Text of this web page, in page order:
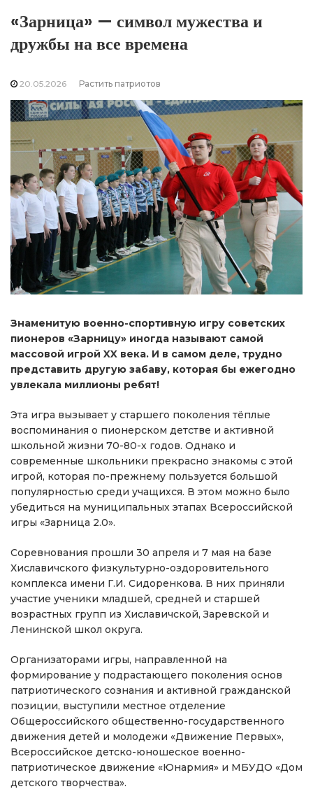
«Зарница» — символ мужества и
дружбы на все времена
20.05.2026 Растить патриотов
Знаменитую военно-спортивную игру советских
пионеров «Зарницу» иногда называют самой
массовой игрой XX века. И в самом деле, трудно
представить другую забаву, которая бы ежегодно
увлекала миллионы ребят!
Эта игра вызывает у старшего поколения тёплые
воспоминания о пионерском детстве и активной
школьной жизни 70-80-х годов. Однако и
современные школьники прекрасно знакомы с этой
игрой, которая по-прежнему пользуется большой
популярностью среди учащихся. В этом можно было
убедиться на муниципальных этапах Всероссийской
игры «Зарница 2.0».
Соревнования прошли 30 апреля и 7 мая на базе
Хиславичского физкультурно-оздоровительного
комплекса имени Г.И. Сидоренкова. В них приняли
участие ученики младшей, средней и старшей
возрастных групп из Хиславичской, Заревской и
Ленинской школ округа.
Организаторами игры, направленной на
формирование у подрастающего поколения основ
патриотического сознания и активной гражданской
позиции, выступили местное отделение
Общероссийского общественно-государственного
движения детей и молодежи «Движение Первых»,
Всероссийское детско-юношеское военно-
патриотическое движение «Юнармия» и МБУДО «Дом
детского творчества».